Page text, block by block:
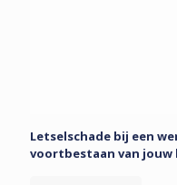
Letselschade bij een
voortbestaan van jouw